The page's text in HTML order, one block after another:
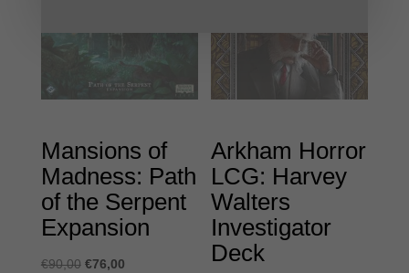
Mansions of
Madness: Path
of the Serpent
Expansion
€90,00 Original
€76,00Η
Arkham Horror
LCG: Harvey
Walters
Investigator
Deck